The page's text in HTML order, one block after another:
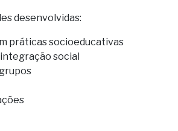
desenvolvidas:
práticas socioeducativas
social